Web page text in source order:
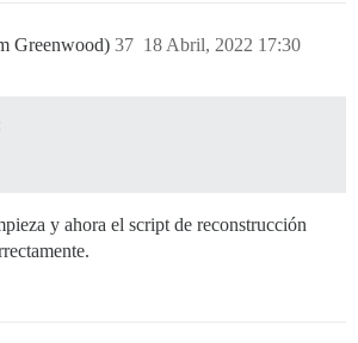
Greenwood) 18 Abril, 2022 17:30
37
y ahora el script de reconstrucción